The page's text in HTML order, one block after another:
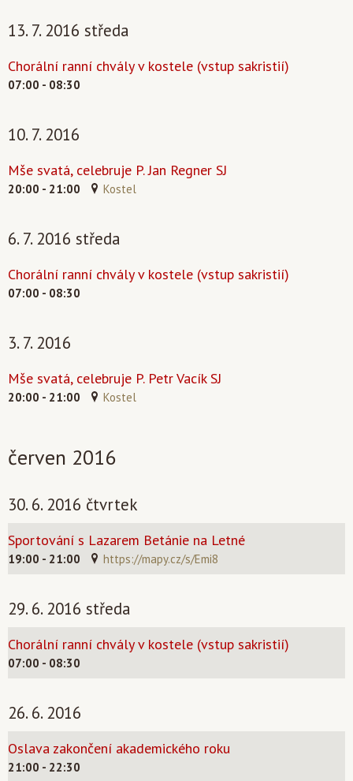
13. 7. 2016 středa
Chorální ranní chvály v kostele (vstup sakristií)
07:00 - 08:30
10. 7. 2016
Mše svatá, celebruje P. Jan Regner SJ
20:00 - 21:00 Kostel
6. 7. 2016 středa
Chorální ranní chvály v kostele (vstup sakristií)
07:00 - 08:30
3. 7. 2016
Mše svatá, celebruje P. Petr Vacík SJ
20:00 - 21:00 Kostel
červen 2016
30. 6. 2016 čtvrtek
Sportování s Lazarem Betánie na Letné
19:00 - 21:00 https://mapy.cz/s/Emi8
29. 6. 2016 středa
Chorální ranní chvály v kostele (vstup sakristií)
07:00 - 08:30
26. 6. 2016
Oslava zakončení akademického roku
21:00 - 22:30